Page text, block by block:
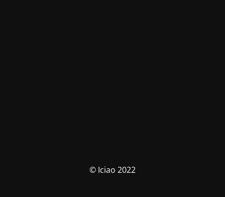
© Iciao 2022